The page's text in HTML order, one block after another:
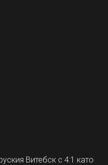
Витебск с 4:1 като